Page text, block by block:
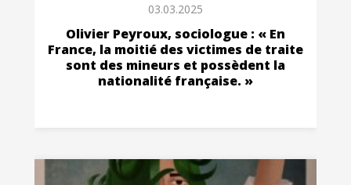
03.03.2025
Olivier Peyroux, sociologue : « En
France, la moitié des victimes de traite
sont des mineurs et possèdent la
nationalité française. »